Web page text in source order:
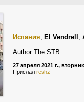
Испания, El Vendrell ,
Author The STB
27 апреля 2021 г., вторник
Прислал reshz